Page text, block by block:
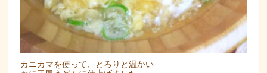
カニカマを使って、とろりと温かい